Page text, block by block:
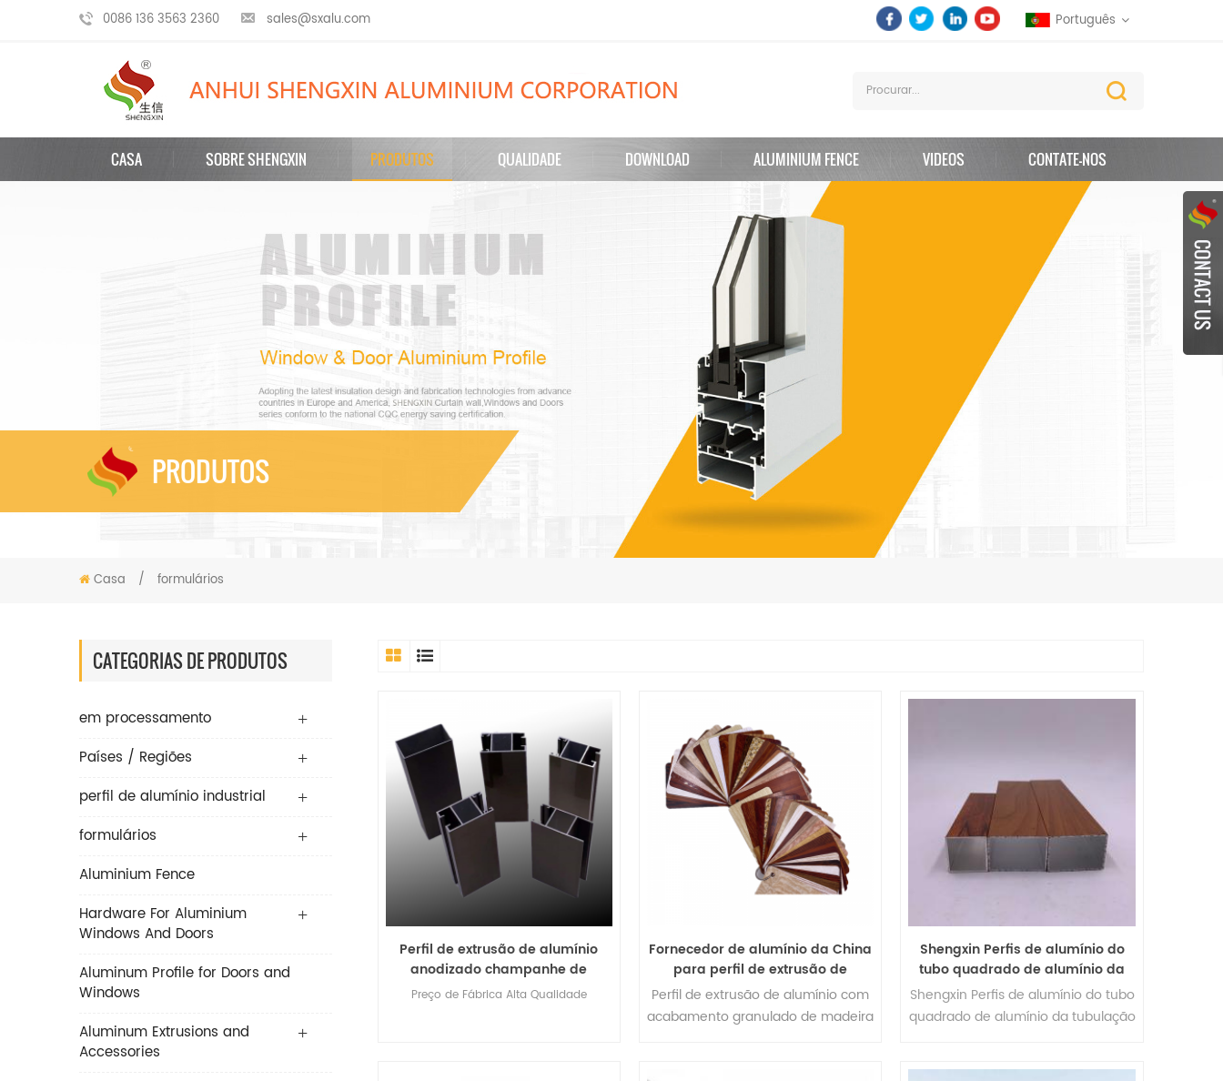
0086 136 3563 2360 sales@sxalu.com Português
CASA SOBRE SHENGXIN PRODUTOS QUALIDADE DOWNLOAD ALUMINIUM FENCE VIDEOS CONTATE-NOS
PRODUTOS
Casa / formulários
CATEGORIAS DE PRODUTOS
em processamento
Países / Regiões
perfil de alumínio industrial
formulários
Aluminium Fence
Hardware For Aluminium
Windows And Doors
Aluminum Profile for Doors and
Windows
Aluminum Extrusions and
Accessories
Perfil de extrusão de alumínio
anodizado champanhe de
alumínio 6063 com preço de
Preço de Fábrica Alta Qualidade
Fornecedor de alumínio da China
para perfil de extrusão de
alumínio com acabamento de
grão de madeira
Perfil de extrusão de alumínio com
acabamento granulado de madeira
Shengxin Perfis de alumínio do
tubo quadrado de alumínio da
tubulação da liga de alumínio
Shengxin Perfis de alumínio do tubo
quadrado de alumínio da tubulação